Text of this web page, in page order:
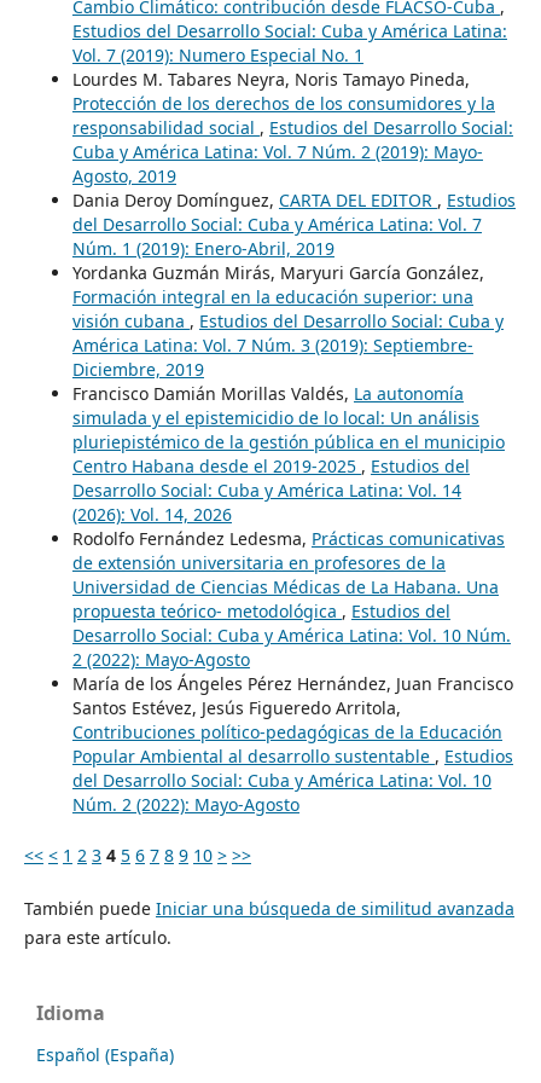
Cambio Climático: contribución desde FLACSO-Cuba ,
Estudios del Desarrollo Social: Cuba y América Latina:
Vol. 7 (2019): Numero Especial No. 1
Lourdes M. Tabares Neyra, Noris Tamayo Pineda,
Protección de los derechos de los consumidores y la
responsabilidad social , Estudios del Desarrollo Social:
Cuba y América Latina: Vol. 7 Núm. 2 (2019): Mayo-
Agosto, 2019
Dania Deroy Domínguez, CARTA DEL EDITOR , Estudios
del Desarrollo Social: Cuba y América Latina: Vol. 7
Núm. 1 (2019): Enero-Abril, 2019
Yordanka Guzmán Mirás, Maryuri García González,
Formación integral en la educación superior: una
visión cubana , Estudios del Desarrollo Social: Cuba y
América Latina: Vol. 7 Núm. 3 (2019): Septiembre-
Diciembre, 2019
Francisco Damián Morillas Valdés, La autonomía
simulada y el epistemicidio de lo local: Un análisis
pluriepistémico de la gestión pública en el municipio
Centro Habana desde el 2019-2025 , Estudios del
Desarrollo Social: Cuba y América Latina: Vol. 14
(2026): Vol. 14, 2026
Rodolfo Fernández Ledesma, Prácticas comunicativas
de extensión universitaria en profesores de la
Universidad de Ciencias Médicas de La Habana. Una
propuesta teórico- metodológica , Estudios del
Desarrollo Social: Cuba y América Latina: Vol. 10 Núm.
2 (2022): Mayo-Agosto
María de los Ángeles Pérez Hernández, Juan Francisco
Santos Estévez, Jesús Figueredo Arritola,
Contribuciones político-pedagógicas de la Educación
Popular Ambiental al desarrollo sustentable , Estudios
del Desarrollo Social: Cuba y América Latina: Vol. 10
Núm. 2 (2022): Mayo-Agosto
<< < 1 2 3 4 5 6 7 8 9 10 > >>
También puede Iniciar una búsqueda de similitud avanzada
para este artículo.
Idioma
Español (España)